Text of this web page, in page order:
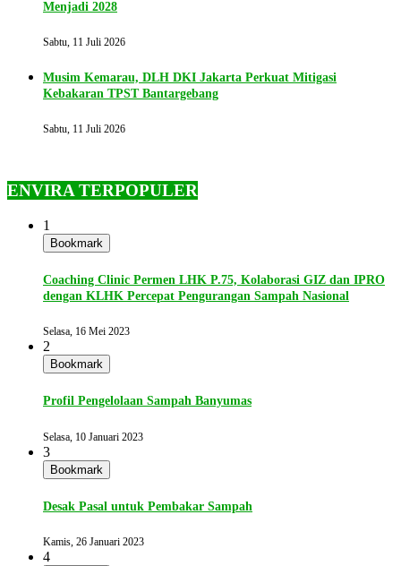
Menjadi 2028
Sabtu, 11 Juli 2026
Musim Kemarau, DLH DKI Jakarta Perkuat Mitigasi
Kebakaran TPST Bantargebang
Sabtu, 11 Juli 2026
ENVIRA TERPOPULER
1
Bookmark
Coaching Clinic Permen LHK P.75, Kolaborasi GIZ dan IPRO
dengan KLHK Percepat Pengurangan Sampah Nasional
Selasa, 16 Mei 2023
2
Bookmark
Profil Pengelolaan Sampah Banyumas
Selasa, 10 Januari 2023
3
Bookmark
Desak Pasal untuk Pembakar Sampah
Kamis, 26 Januari 2023
4